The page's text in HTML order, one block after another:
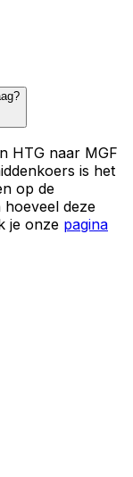
HTG naar MGF
is het
op de
hoeveel deze
je onze pagina